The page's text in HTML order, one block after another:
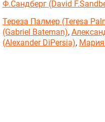
Ф.Сандберг (David
Тереза Палмер (Teresa
(Gabriel Bateman),
(Alexander DiPersia), Мария